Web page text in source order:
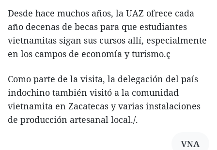
Desde hace muchos años, la UAZ ofrece cada
año decenas de becas para que estudiantes
vietnamitas sigan sus cursos allí, especialmente
en los campos de economía y turismo.ç
Como parte de la visita, la delegación del país
indochino también visitó a la comunidad
vietnamita en Zacatecas y varias instalaciones
de producción artesanal local./.
VNA